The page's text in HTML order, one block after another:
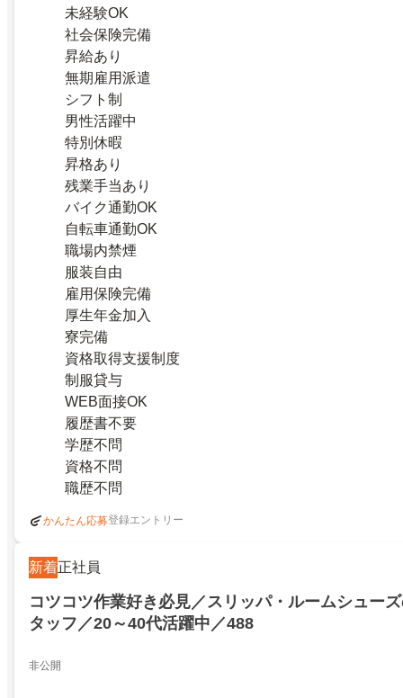
未経験OK
社会保険完備
昇給あり
無期雇用派遣
シフト制
男性活躍中
特別休暇
昇格あり
残業手当あり
バイク通勤OK
自転車通勤OK
職場内禁煙
服装自由
雇用保険完備
厚生年金加入
寮完備
資格取得支援制度
制服貸与
WEB面接OK
履歴書不要
学歴不問
資格不問
職歴不問
かんたん応募登録エントリー
新着正社員
コツコツ作業好き必見／スリッパ・ルームシュー
タッフ／20～40代活躍中／488
非公開